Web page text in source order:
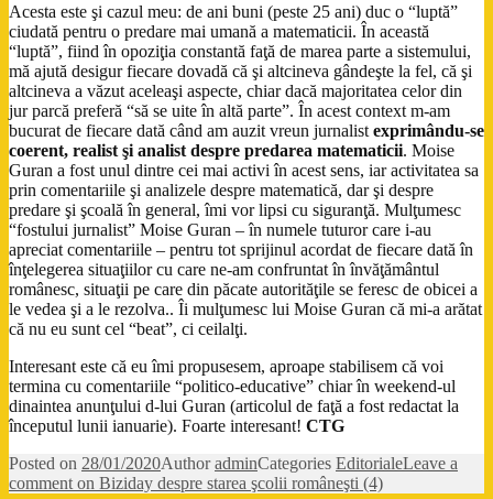
Acesta este şi cazul meu: de ani buni (peste 25 ani) duc o “luptă”
ciudată pentru o predare mai umană a matematicii. În această
“luptă”, fiind în opoziţia constantă faţă de marea parte a sistemului,
mă ajută desigur fiecare dovadă că şi altcineva gândeşte la fel, că şi
altcineva a văzut aceleaşi aspecte, chiar dacă majoritatea celor din
jur parcă preferă “să se uite în altă parte”. În acest context m-am
bucurat de fiecare dată când am auzit vreun jurnalist exprimându-se
coerent, realist şi analist despre predarea matematicii. Moise
Guran a fost unul dintre cei mai activi în acest sens, iar activitatea sa
prin comentariile şi analizele despre matematică, dar şi despre
predare şi şcoală în general, îmi vor lipsi cu siguranţă. Mulţumesc
“fostului jurnalist” Moise Guran – în numele tuturor care i-au
apreciat comentariile – pentru tot sprijinul acordat de fiecare dată în
înţelegerea situaţiilor cu care ne-am confruntat în învăţământul
românesc, situaţii pe care din păcate autorităţile se feresc de obicei a
le vedea şi a le rezolva.. Îi mulţumesc lui Moise Guran că mi-a arătat
că nu eu sunt cel “beat”, ci ceilalţi.
Interesant este că eu îmi propusesem, aproape stabilisem că voi
termina cu comentariile “politico-educative” chiar în weekend-ul
dinaintea anunţului d-lui Guran (articolul de faţă a fost redactat la
începutul lunii ianuarie). Foarte interesant! CTG
Posted on 28/01/2020AuthoradminCategories EditorialeLeave a
comment on Biziday despre starea şcolii româneşti (4)